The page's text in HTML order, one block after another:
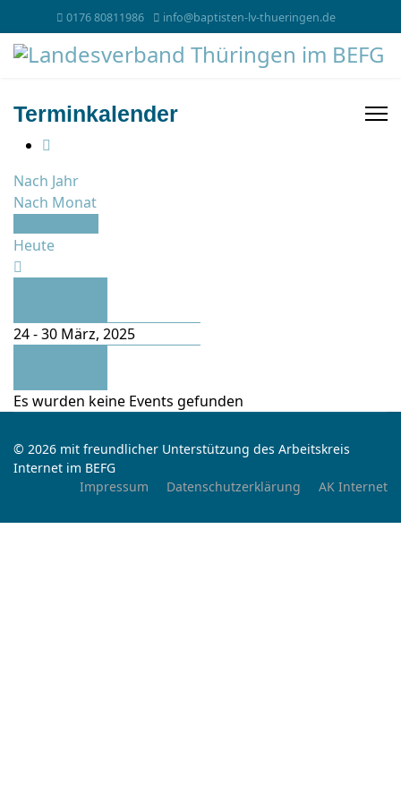
0176 80811986 info@baptisten-lv-thueringen.de
Terminkalender
Nach Jahr
Nach Monat
Heute
24 - 30 März, 2025
Es wurden keine Events gefunden
© 2026 mit freundlicher Unterstützung des Arbeitskreis
Internet im BEFG
Impressum
Datenschutzerklärung AK Internet